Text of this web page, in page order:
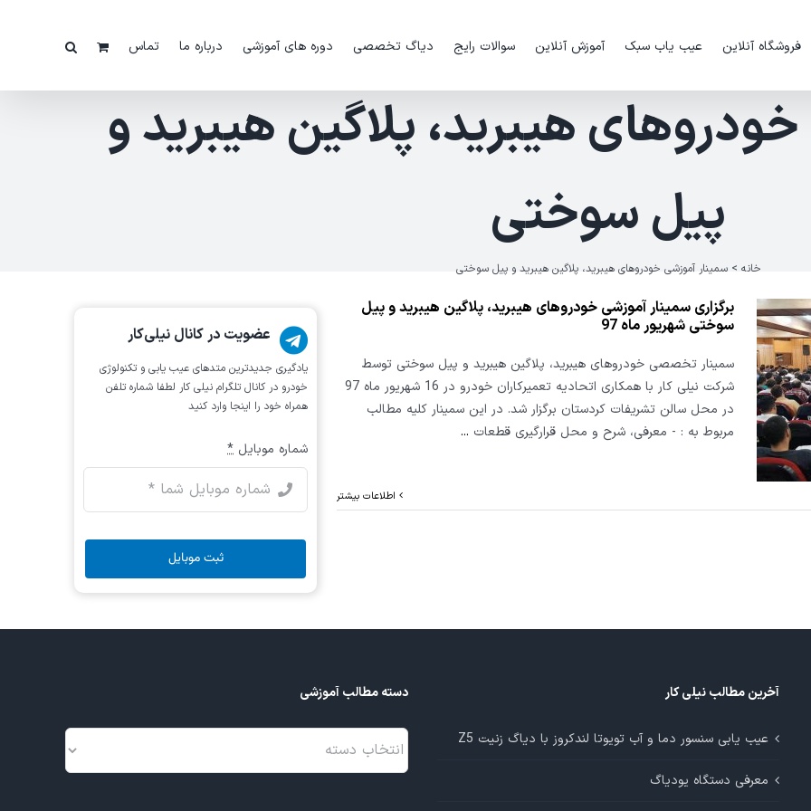
فروشگاه آنلاین عیب یاب سبک آموزش آنلاین سوالات رایج دیاگ تخصصی دوره های آموزشی درباره ما تماس
هیبرید، پلاگین هیبرید و
پیل سوختی
خانه >سمینار آموزشی خودروهای هیبرید، پلاگین هیبرید و پیل سوختی
برگزاری سمینار آموزشی خودروهای هیبرید، پلاگین هیبرید و پیل
سوختی شهریور ماه 97
سمینار تخصصی خودروهای هیبرید، پلاگین هیبرید و پیل سوختی توسط
شرکت نیلی کار با همکاری اتحادیه تعمیرکاران خودرو در 16 شهریور ماه 97
در محل سالن تشریفات کردستان برگزار شد. در این سمینار کلیه مطالب
مربوط به : - معرفی، شرح و محل قرارگیری قطعات ...
اطلاعات بیشتر
عضویت در کانال نیلی‌کار
یادگیری جدیدترین متد‌های عیب یابی‌ و تکنولوژی
خودرو در کانال تلگرام نیلی کار لطفا شماره تلفن
همراه خود را اینجا وارد کنید
شماره موبایل *
ثبت موبایل
آخرین مطالب نیلی کار
عیب یابی سنسور دما و آب تویوتا لندکروز با دیاگ زنیت Z5
معرفی دستگاه یودیاگ
دسته مطالب آموزشی
دسته